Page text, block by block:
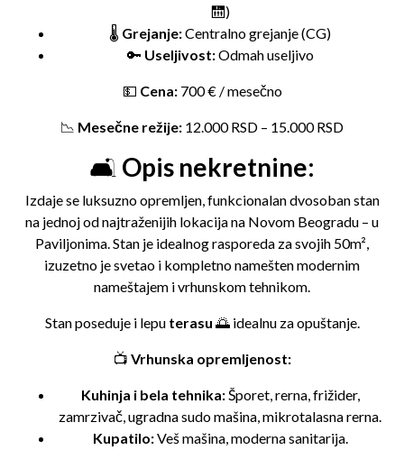
🛗)
🌡️ Grejanje:Centralno grejanje (CG)
🔑 Useljivost:Odmah useljivo
💵 Cena:700 € / mesečno
📉 Mesečne režije: 12.000 RSD – 15.000 RSD
🛋️ Opis nekretnine:
Izdaje se luksuzno opremljen, funkcionalan dvosoban stan
na jednoj od najtraženijih lokacija na Novom Beogradu – u
Paviljonima. Stan je idealnog rasporeda za svojih 50m²,
izuzetno je svetao i kompletno namešten modernim
nameštajem i vrhunskom tehnikom.
Stan poseduje i lepu terasu 🌅 idealnu za opuštanje.
📺 Vrhunska opremljenost:
Kuhinja i bela tehnika:Šporet, rerna, frižider,
zamrzivač, ugradna sudo mašina, mikrotalasna rerna.
Kupatilo:Veš mašina, moderna sanitarija.